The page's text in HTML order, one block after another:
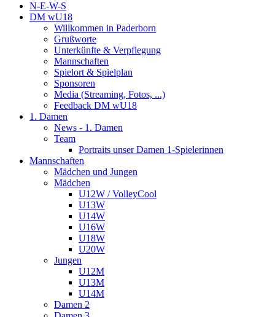
N-E-W-S
DM wU18
Willkommen in Paderborn
Grußworte
Unterkünfte & Verpflegung
Mannschaften
Spielort & Spielplan
Sponsoren
Media (Streaming, Fotos, ...)
Feedback DM wU18
1. Damen
News - 1. Damen
Team
Portraits unser Damen 1-Spielerinnen
Mannschaften
Mädchen und Jungen
Mädchen
U12W / VolleyCool
U13W
U14W
U16W
U18W
U20W
Jungen
U12M
U13M
U14M
Damen 2